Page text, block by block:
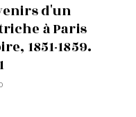
d'un
à Paris
1851-1859.